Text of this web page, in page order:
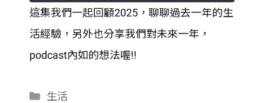
RSS FEED
SHARE
LINK
這集我們一起回顧2025，聊聊過去一年的生
活經驗，另外也分享我們對未來一年，
podcast內如的想法喔!!
分
生活